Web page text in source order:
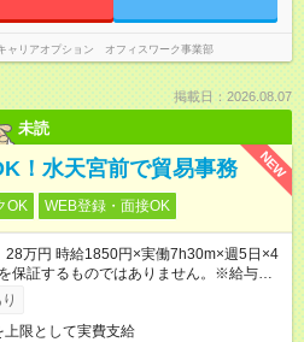
ャリアオプション オフィスワーク事業部
掲載日：2026.08.07
未読
NEW
！水天宮前で貿易事務
OK WEB登録・面接OK
万円 時給1850円×実働7h30m×週5日×4
証するものではありません。※給与即受
利用条件有）
上限として実費支給